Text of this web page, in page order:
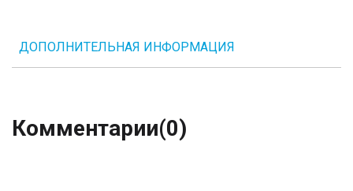
ДОПОЛНИТЕЛЬНАЯ ИНФОРМАЦИЯ
Комментарии(0)